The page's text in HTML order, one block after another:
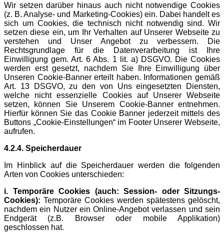
Wir setzen darüber hinaus auch nicht notwendige Cookies
(z. B. Analyse- und Marketing-Cookies) ein. Dabei handelt es
sich um Cookies, die technisch nicht notwendig sind. Wir
setzen diese ein, um Ihr Verhalten auf Unserer Webseite zu
verstehen und Unser Angebot zu verbessern. Die
Rechtsgrundlage für die Datenverarbeitung ist Ihre
Einwilligung gem. Art. 6 Abs. 1 lit. a) DSGVO. Die Cookies
werden erst gesetzt, nachdem Sie Ihre Einwilligung über
Unseren Cookie-Banner erteilt haben. Informationen gemäß
Art. 13 DSGVO, zu den von Uns eingesetzten Diensten,
welche nicht essenzielle Cookies auf Unserer Webseite
setzen, können Sie Unserem Cookie-Banner entnehmen.
Hierfür können Sie das Cookie Banner jederzeit mittels des
Buttons „Cookie-Einstellungen“ im Footer Unserer Webseite,
aufrufen.
4.2.4. Speicherdauer
Im Hinblick auf die Speicherdauer werden die folgenden
Arten von Cookies unterschieden:
i. Temporäre Cookies (auch: Session- oder Sitzungs-
Cookies): Temporäre Cookies werden spätestens gelöscht,
nachdem ein Nutzer ein Online-Angebot verlassen und sein
Endgerät (z.B. Browser oder mobile Applikation)
geschlossen hat.